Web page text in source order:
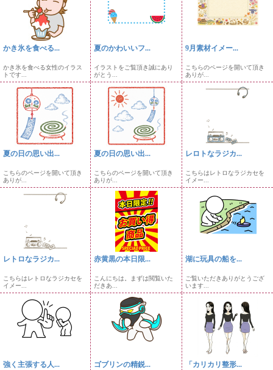
かき氷を食べる...
かき氷を食べる女性のイラス
トです...
夏のかわいいフ...
イラストをご覧頂き誠にあり
がとう...
9月素材イメー...
こちらのページを開いて頂き
ありが...
夏の日の思い出...
こちらのページを開いて頂き
ありが...
夏の日の思い出...
こちらのページを開いて頂き
ありが...
レロトなラジカ...
こちらはレトロなラジカセを
イメー...
レトロなラジカ...
こちらはレトロなラジカセを
イメー...
赤黄黒の本日限...
こんにちは。まずは閲覧いた
だきあ...
湖に玩具の船を...
ご覧いただきありがとうござ
います...
強く主張する人... ゴブリンの精鋭... 「カリカリ整形...